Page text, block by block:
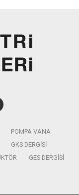
POMPA VANA
GKS DERGISI
GES DERGISI